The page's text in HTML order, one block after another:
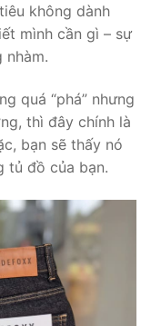
không dành
mình cần gì – sự
nhàm.
quá “phá” nhưng
thì đây chính là
bạn sẽ thấy nó
tủ đồ của bạn.